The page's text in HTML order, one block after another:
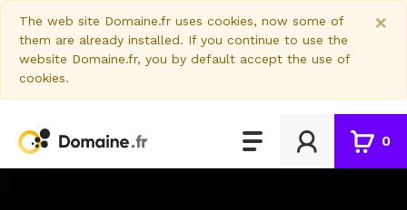
The web site Domaine.fr uses cookies, now some of
them are already installed. If you continue to use the
website Domaine.fr, you by default accept the use of
cookies.
×
0